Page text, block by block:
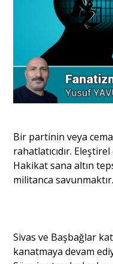
Bir partinin veya
rahatlatıcıdır.
Hakikat sana altın
militanca savunmaktır.
Sivas ve Başbağlar
kanatmaya devam